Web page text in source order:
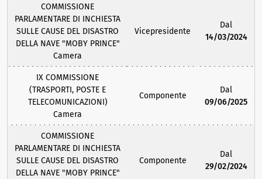
COMMISSIONE
PARLAMENTARE DI INCHIESTA
SULLE CAUSE DEL DISASTRO
DELLA NAVE "MOBY PRINCE"
Camera
Vicepresidente
Dal
14/03/2024
IX COMMISSIONE
(TRASPORTI, POSTE E
TELECOMUNICAZIONI)
Camera
Componente
Dal
09/06/2025
COMMISSIONE
PARLAMENTARE DI INCHIESTA
SULLE CAUSE DEL DISASTRO
DELLA NAVE "MOBY PRINCE"
Componente
Dal
29/02/2024